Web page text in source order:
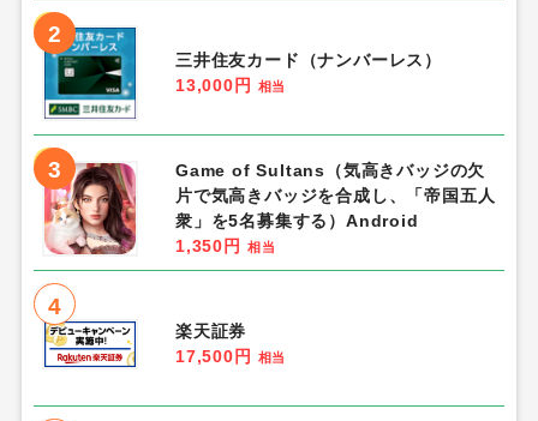
2
三井住友カード（ナンバーレス）
13,000円
相当
3
Game of Sultans（気高きバッジの欠
片で気高きバッジを合成し、「帝国五人
衆」を5名募集する）Android
1,350円
相当
4
楽天証券
17,500円
相当